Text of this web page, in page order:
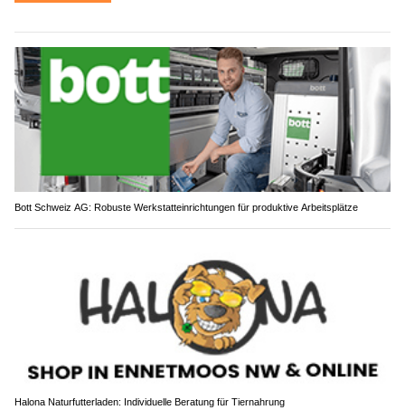
Bott Schweiz AG: Robuste Werkstatteinrichtungen für produktive Arbeitsplätze
Halona Naturfutterladen: Individuelle Beratung für Tiernahrung